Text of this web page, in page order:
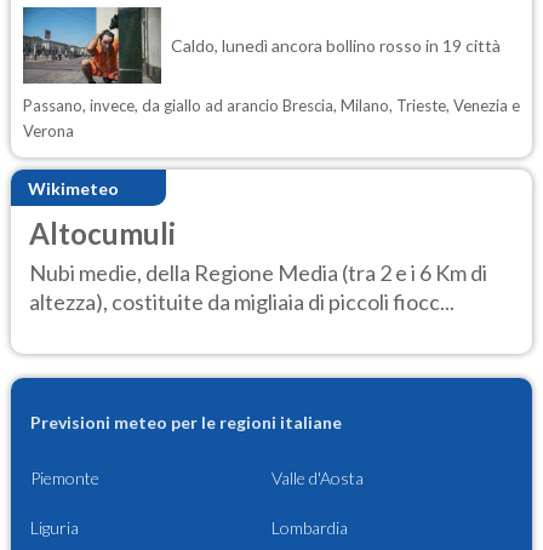
Caldo, lunedì ancora bollino rosso in 19 città
Passano, invece, da giallo ad arancio Brescia, Milano, Trieste, Venezia e
Verona
Wikimeteo
Altocumuli
Nubi medie, della Regione Media (tra 2 e i 6 Km di
altezza), costituite da migliaia di piccoli fiocc...
Previsioni meteo per le regioni italiane
Piemonte Valle d'Aosta
Liguria Lombardia